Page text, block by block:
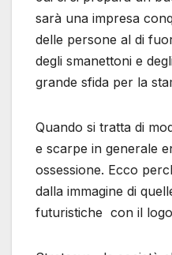
sarà una impresa
delle persone al di
degli smanettoni e
grande sfida per la
Quando si tratta di
e scarpe in generale
ossessione. Ecco
dalla immagine di
futuristiche con il